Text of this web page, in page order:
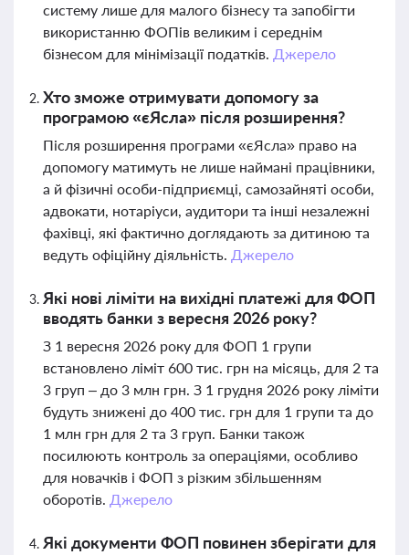
систему лише для малого бізнесу та запобігти
використанню ФОПів великим і середнім
бізнесом для мінімізації податків. Джерело
Хто зможе отримувати допомогу за
програмою «єЯсла» після розширення?
Після розширення програми «єЯсла» право на
допомогу матимуть не лише наймані працівники,
а й фізичні особи-підприємці, самозайняті особи,
адвокати, нотаріуси, аудитори та інші незалежні
фахівці, які фактично доглядають за дитиною та
ведуть офіційну діяльність. Джерело
Які нові ліміти на вихідні платежі для ФОП
вводять банки з вересня 2026 року?
З 1 вересня 2026 року для ФОП 1 групи
встановлено ліміт 600 тис. грн на місяць, для 2 та
3 груп – до 3 млн грн. З 1 грудня 2026 року ліміти
будуть знижені до 400 тис. грн для 1 групи та до
1 млн грн для 2 та 3 груп. Банки також
посилюють контроль за операціями, особливо
для новачків і ФОП з різким збільшенням
оборотів. Джерело
Які документи ФОП повинен зберігати для